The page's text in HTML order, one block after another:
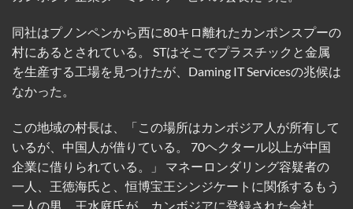
同社はプノンペンから西に80キロ離れたカンポンスプーの
村にあるとされている。 STはそこでプラスチックと金属
を生産する工場を見つけたが、Daming IT Servicesの兆候は
なかった。
この地域の村長は、「この場所はカンボジア人が所有して
いるが、中国人が借りている。
70ヘクタール以上が中国
企業に借りられている。」
マネーロンダリング容疑者の
一人、王徳海氏と、恒博宝王シンジケートに関係するもう
一人の男、王水庭氏が、カンボジアに登録された会社